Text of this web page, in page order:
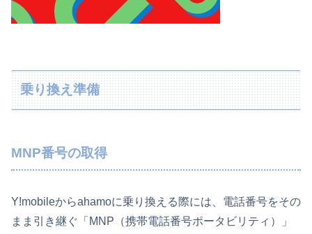
乗り換え準備
MNP番号の取得
Y!mobileからahamoに乗り換える際には、電話番号をその
まま引き継ぐ「MNP（携帯電話番号ポータビリティ）」